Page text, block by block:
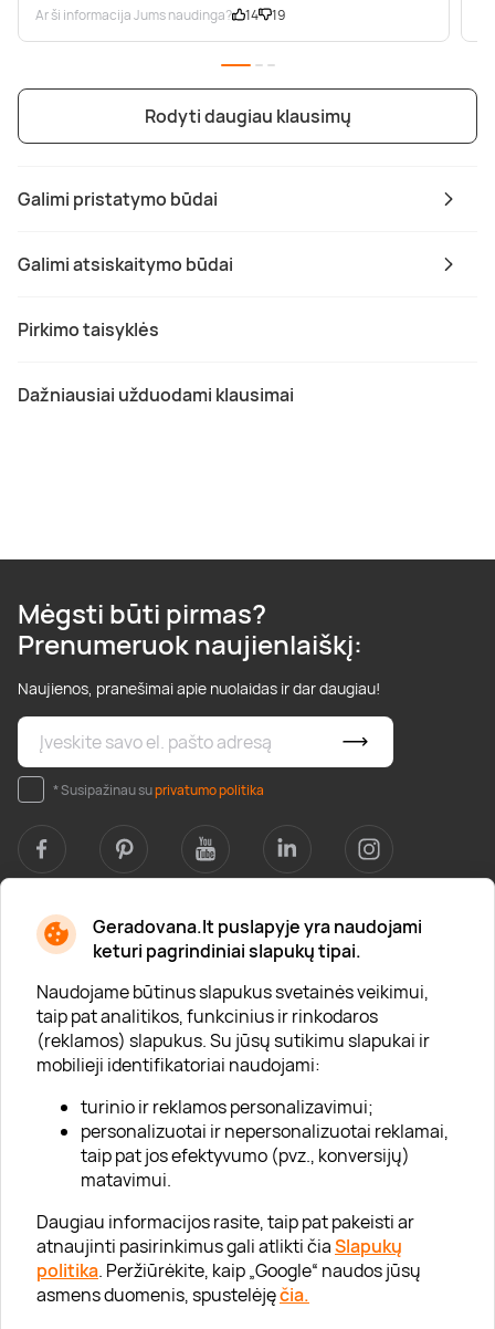
Geradovana.lt puslapyje yra naudojami
keturi pagrindiniai slapukų tipai.
Naudojame būtinus slapukus svetainės veikimui,
taip pat analitikos, funkcinius ir rinkodaros
(reklamos) slapukus. Su jūsų sutikimu slapukai ir
mobilieji identifikatoriai naudojami:
turinio ir reklamos personalizavimui;
personalizuotai ir nepersonalizuotai reklamai,
taip pat jos efektyvumo (pvz., konversijų)
matavimui.
Daugiau informacijos rasite, taip pat pakeisti ar
atnaujinti pasirinkimus gali atlikti čiaSlapukų
politika. Peržiūrėkite, kaip „Google“ naudos jūsų
asmens duomenis, spustelėjęčia.
Galimi pristatymo būdai
Galimi atsiskaitymo būdai
Pirkimo taisyklės
Dažniausiai užduodami klausimai
Ar ši informacija Jums naudinga? 14 19
Rodyti daugiau klausimų
Mėgsti būti pirmas?
Prenumeruok naujienlaiškį:
Naujienos, pranešimai apie nuolaidas ir dar daugiau!
* Susipažinau suprivatumo politika
Apie mus
Apie „Gera Dovana“
Lojalumo klubas
Karjera
Visi partneriai
Kontaktai
Tinklaraštis
Informacija